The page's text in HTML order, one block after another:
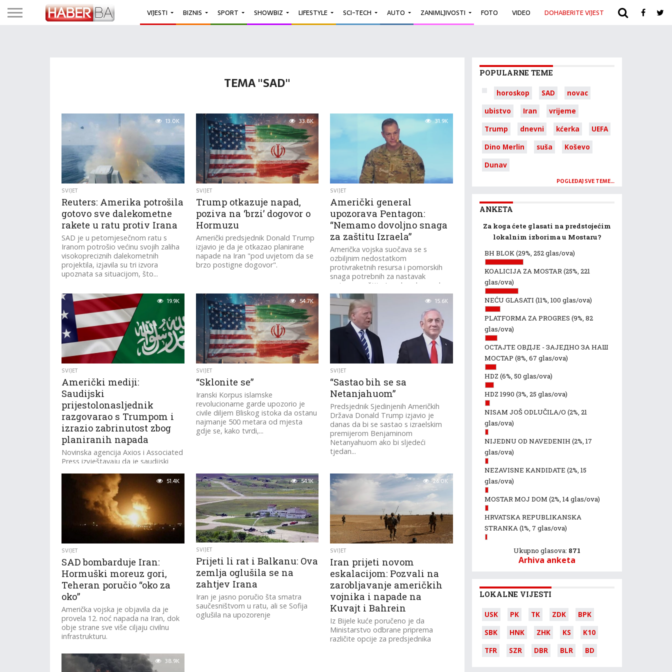
VIJESTI BIZNIS SPORT SHOWBIZ LIFESTYLE SCI-TECH AUTO ZANIMLJIVOSTI FOTO VIDEO DOHABERITE VIJEST ARHIVA
TEMA "SAD"
13.0K
SVIJET
Reuters: Amerika potrošila
gotovo sve dalekometne
rakete u ratu protiv Irana
SAD je u petomjesečnom ratu s
Iranom potrošio većinu svojih zaliha
visokopreciznih dalekometnih
projektila, izjavila su tri izvora
upoznata sa situacijom, što...
33.8K
SVIJET
Trump otkazuje napad,
poziva na ‘brzi’ dogovor o
Hormuzu
Američki predsjednik Donald Trump
izjavio je da je otkazao planirane
napade na Iran "pod uvjetom da se
brzo postigne dogovor".
31.9K
SVIJET
Američki general
upozorava Pentagon:
“Nemamo dovoljno snaga
za zaštitu Izraela”
Američka vojska suočava se s
ozbiljnim nedostatkom
protivraketnih resursa i pomorskih
snaga potrebnih za nastavak
potpune zaštite Izraela od napada
iranskih balističkih...
19.9K
SVIJET
Američki mediji:
Saudijski
prijestolonasljednik
razgovarao s Trumpom i
izrazio zabrinutost zbog
planiranih napada
Novinska agencija Axios i Associated
Press izvještavaju da je saudijski
Salman izrazio zabrinutost zbog
svojih planova za eskalaciju napada...
54.7K
SVIJET
“Sklonite se”
Iranski Korpus islamske
revolucionarne garde upozorio je
civile diljem Bliskog istoka da ostanu
najmanje 500 metara od mjesta
gdje se, kako tvrdi,...
15.6K
SVIJET
“Sastao bih se sa
Netanjahuom”
Predsjednik Sjedinjenih Američkih
Država Donald Trump izjavio je
danas da bi se sastao s izraelskim
premijerom Benjaminom
Netanyahuom ako bi sljedeći
tjedan...
51.4K
SVIJET
SAD bombarduje Iran:
Hormuški moreuz gori,
Teheran poručio “oko za
oko”
Američka vojska je objavila da je
provela 12. noć napada na Iran, dok
obje strane sve više ciljaju civilnu
infrastrukturu.
54.1K
SVIJET
Prijeti li rat i Balkanu: Ova
zemlja oglušila se na
zahtjev Irana
Iran je jasno poručio šta smatra
saučesništvom u ratu, ali se Sofija
oglušila na upozorenje
26.0K
SVIJET
Iran prijeti novom
eskalacijom: Pozvali na
zarobljavanje američkih
vojnika i napade na
Kuvajt i Bahrein
Iz Bijele kuće poručeno je da
Ministarstvo odbrane priprema
različite opcije za predsjednika
38.9K
POPULARNE TEME
horoskop SAD
novac
ubistvo
Iran
vrijeme
Trump
dnevni kćerka
UEFA
Dino Merlin
suša
Koševo
Dunav
POGLEDAJ SVE TEME…
ANKETA
Za koga ćete glasati na predstojećim
lokalnim izborima u Mostaru?
BH BLOK(29%, 252 glas/ova)
KOALICIJA ZA MOSTAR(25%, 221
glas/ova)
NEĆU GLASATI (11%, 100 glas/ova)
PLATFORMA ZA PROGRES (9%, 82
glas/ova)
ОСТАЈТЕ ОВДЈЕ - ЗАЈЕДНО ЗА НАШ
МОСТАР (8%, 67 glas/ova)
HDZ (6%, 50 glas/ova)
HDZ 1990 (3%, 25 glas/ova)
NISAM JOŠ ODLUČILA/O (2%, 21
glas/ova)
NIJEDNU OD NAVEDENIH (2%, 17
glas/ova)
NEZAVISNE KANDIDATE (2%, 15
glas/ova)
MOSTAR MOJ DOM (2%, 14 glas/ova)
HRVATSKA REPUBLIKANSKA
STRANKA(1%, 7 glas/ova)
Ukupno glasova: 871
Arhiva anketa
LOKALNE VIJESTI
USK PK TK ZDK
BPK
SBK
HNK ZHK KS
K10
TFR
SZR DBR BLR BD